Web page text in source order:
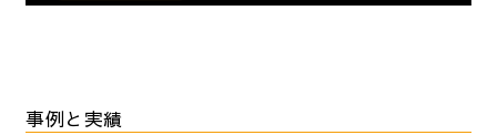
事例と実績